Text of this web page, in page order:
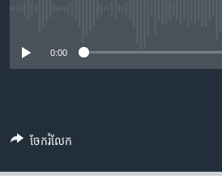
រំលង​
កាន់​
ស្វែង​
0:00
ចែករំលែក